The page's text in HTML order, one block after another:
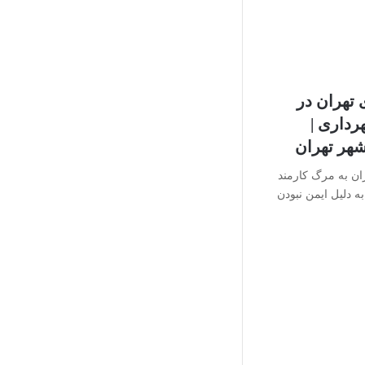
در
|
تهران
به مرگ کارمند
تهران که به دلیل ایمن نبودن